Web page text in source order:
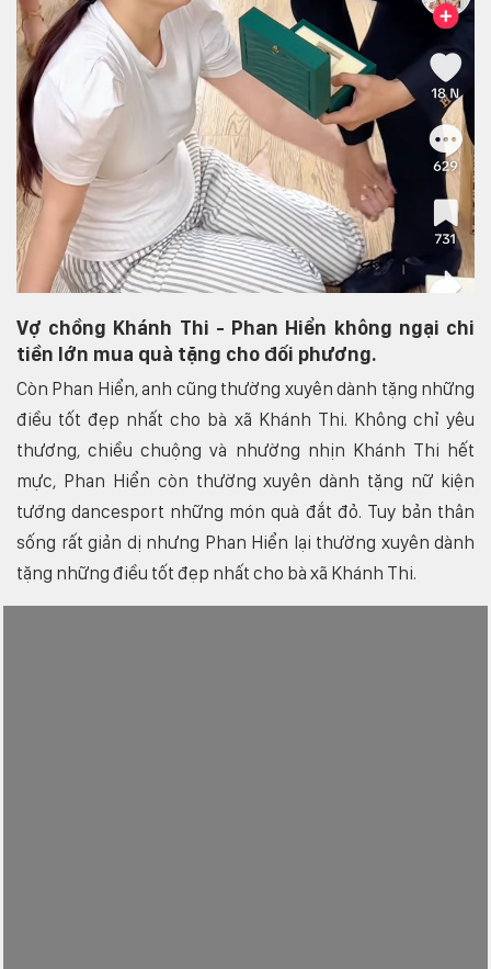
Vợ chồng Khánh Thi - Phan Hiển không ngại chi
tiền lớn mua quà tặng cho đối phương.
Còn Phan Hiển, anh cũng thường xuyên dành tặng những
điều tốt đẹp nhất cho bà xã Khánh Thi. Không chỉ yêu
thương, chiều chuộng và nhường nhịn Khánh Thi hết
mực, Phan Hiển còn thường xuyên dành tặng nữ kiện
tướng dancesport những món quà đắt đỏ. Tuy bản thân
sống rất giản dị nhưng Phan Hiển lại thường xuyên dành
tặng những điều tốt đẹp nhất cho bà xã Khánh Thi.